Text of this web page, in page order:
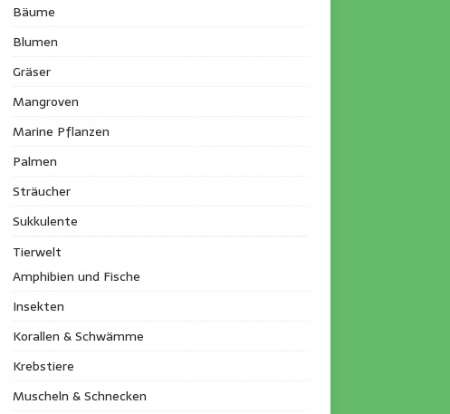
Bäume
Blumen
Gräser
Mangroven
Marine Pflanzen
Palmen
Sträucher
Sukkulente
Tierwelt
Amphibien und Fische
Insekten
Korallen & Schwämme
Krebstiere
Muscheln & Schnecken